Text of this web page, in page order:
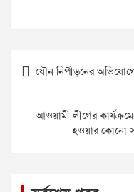
Post
navigation
যৌন নিপীড়নের অভিযোগে
আওয়ামী লীগের
হওয়ার কোনো